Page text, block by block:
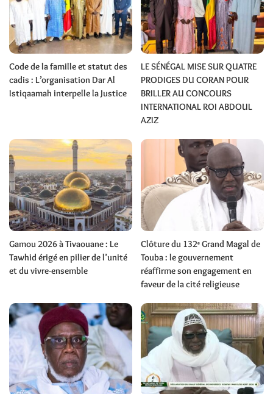
Code de la famille et statut des
cadis : L’organisation Dar Al
Istiqaamah interpelle la Justice
LE SÉNÉGAL MISE SUR QUATRE
PRODIGES DU CORAN POUR
BRILLER AU CONCOURS
INTERNATIONAL ROI ABDOUL
AZIZ
Gamou 2026 à Tivaouane : Le
Tawhid érigé en pilier de l’unité
et du vivre-ensemble
Clôture du 132ᵉ Grand Magal de
Touba : le gouvernement
réaffirme son engagement en
faveur de la cité religieuse